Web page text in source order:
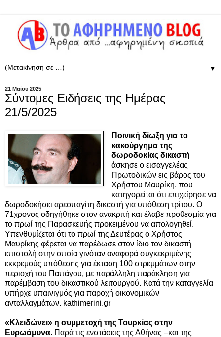
▼
21 Μαΐου 2025
Σύντομες Ειδήσεις της Ημέρας
21/5/2025
Ποινική δίωξη για το
κακούργημα της
δωροδοκίας δικαστή
άσκησε ο εισαγγελέας
Πρωτοδικών εις βάρος του
Χρήστου Μαυρίκη, που
κατηγορείται ότι επιχείρησε να
δωροδοκήσει αρεοπαγίτη δικαστή για υπόθεση τρίτου. Ο
71χρονος οδηγήθηκε στον ανακριτή και έλαβε προθεσμία για
το πρωί της Παρασκευής προκειμένου να απολογηθεί.
Υπενθυμίζεται ότι το πρωί της Δευτέρας ο Χρήστος
Μαυρίκης φέρεται να παρέδωσε στον ίδιο τον δικαστή
επιστολή στην οποία γινόταν αναφορά συγκεκριμένης
εκκρεμούς υπόθεσης για έκταση 100 στρεμμάτων στην
περιοχή του Παπάγου, με παράλληλη παράκληση για
παρέμβαση του δικαστικού λειτουργού. Κατά την καταγγελία
υπήρχε υπαινιγμός για παροχή οικονομικών
ανταλλαγμάτων. kathimerini.gr
«Κλειδώνει» η συμμετοχή της Τουρκίας στην
Ευρωάμυνα. Παρά τις ενστάσεις της Αθήνας –και της